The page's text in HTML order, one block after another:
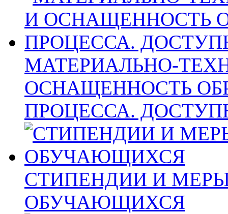
МАТЕРИАЛЬНО-
ОСНАЩЕННОСТЬ
ПРОЦЕССА.
СТИПЕНДИИ И
ОБУЧАЮЩИХСЯ